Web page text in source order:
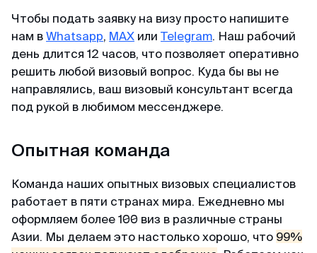
спасибо 🙏💕
Елена
Отзыв с Яндекса · 2024
Спасибо, спасибо за оформленную визу в
пакет документов. При учете что я хотела
подавать в визовый центр в питере,
подготовила огромный список документов, но
не смогла записаться на подачу (ожидание
Чтобы подать заявку на визу просто напишите
нам в Whatsapp, MAX или Telegram. Наш рабочий
день длится 12 часов, что позволяет оперативно
решить любой визовый вопрос. Куда бы вы не
направлялись, ваш визовый консультант всегда
под рукой в любимом мессенджере.
Опытная команда
Команда наших опытных визовых специалистов
работает в пяти странах мира. Ежедневно мы
оформляем более 100 виз в различные страны
Азии. Мы делаем это настолько хорошо, что 99%
MyVisaWorld однозначно остались только
приятные впечатления!
Александр
Отзыв с ВКонтакте · 2025
В кратчайшие сроки
получена в течении 3х дней. За 2 дня до
въезда, нам прислали заполненные карты
прибытия При въезде в Сингапур в марте
никаких проблем не было, прошли контроль за